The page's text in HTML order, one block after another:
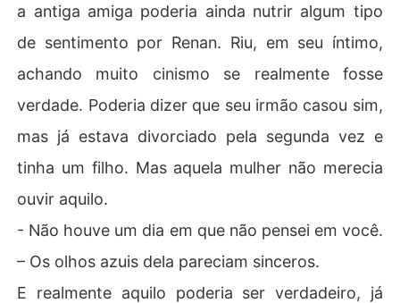
a antiga amiga poderia ainda nutrir algum tipo
de sentimento por Renan. Riu, em seu íntimo,
achando muito cinismo se realmente fosse
verdade. Poderia dizer que seu irmão casou sim,
mas já estava divorciado pela segunda vez e
tinha um filho. Mas aquela mulher não merecia
ouvir aquilo.
- Não houve um dia em que não pensei em você.
– Os olhos azuis dela pareciam sinceros.
E realmente aquilo poderia ser verdadeiro, já